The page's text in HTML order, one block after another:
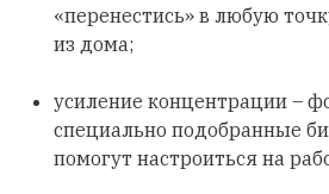
«перенестись» в любую
из дома;
усиление концентрации –
специально подобранные
помогут настроиться на